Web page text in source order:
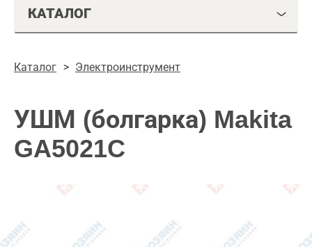
КАТАЛОГ
Каталог Электроинструмент
УШМ (болгарка) Makita
GA5021C